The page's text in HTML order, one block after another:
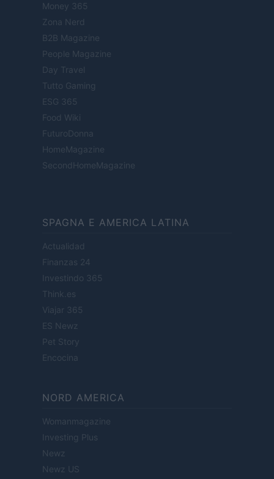
Money 365
Zona Nerd
B2B Magazine
People Magazine
Day Travel
Tutto Gaming
ESG 365
Food Wiki
FuturoDonna
HomeMagazine
SecondHomeMagazine
SPAGNA E AMERICA LATINA
Actualidad
Finanzas 24
Investindo 365
Think.es
Viajar 365
ES Newz
Pet Story
Encocina
NORD AMERICA
Womanmagazine
Investing Plus
Newz
Newz US